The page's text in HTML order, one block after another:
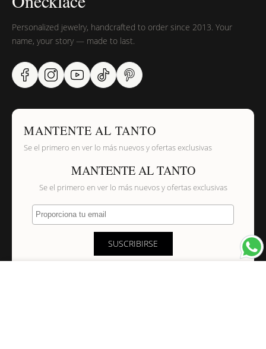
Personalized jewelry, handcrafted to order since 2013. Your
name, your story — made to last.
MANTENTE AL TANTO
Se el primero en ver lo más nuevos y ofertas exclusivas
MANTENTE AL TANTO
Se el primero en ver lo más nuevos y ofertas exclusivas
Proporciona tu email
SUSCRIBIRSE